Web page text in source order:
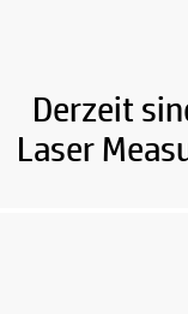
Derzeit
Laser